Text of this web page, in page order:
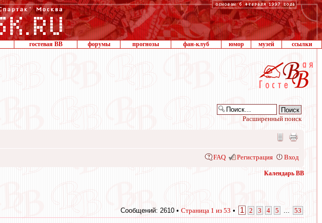
гостевая ВВ форумы прогнозы фан-клуб юмор музей ссылки
Расширенный поиск
FAQ Регистрация Вход
Календарь ВВ
Сообщений: 2610 • Страница 1 из 53 • 1 2 3 4 5 53